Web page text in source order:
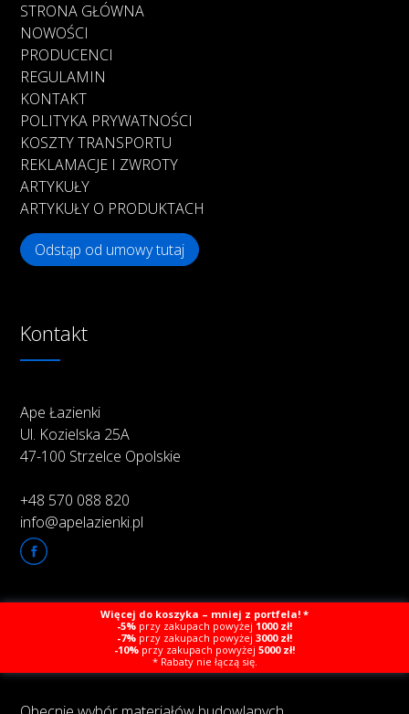
STRONA GŁÓWNA
NOWOŚCI
PRODUCENCI
REGULAMIN
KONTAKT
POLITYKA PRYWATNOŚCI
KOSZTY TRANSPORTU
REKLAMACJE I ZWROTY
ARTYKUŁY
ARTYKUŁY O PRODUKTACH
Odstąp od umowy tutaj
Kontakt
Ape Łazienki
Ul. Kozielska 25A
47-100 Strzelce Opolskie
+48 570 088 820
info@apelazienki.pl
Więcej do koszyka – mniej z portfela! *
-5% przy zakupach powyżej 1000 zł!
-7% przy zakupach powyżej 3000 zł!
-10% przy zakupach powyżej 5000 zł!
* Rabaty nie łączą się.